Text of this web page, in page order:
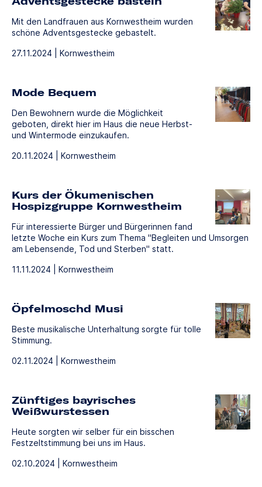
Mit den Landfrauen aus Kornwestheim wurden
schöne Adventsgestecke gebastelt.
27.11.2024 | Kornwestheim
Mode Bequem
Den Bewohnern wurde die Möglichkeit
geboten, direkt hier im Haus die neue Herbst-
und Wintermode einzukaufen.
20.11.2024 | Kornwestheim
Kurs der Ökumenischen
Hospizgruppe Kornwestheim
Für interessierte Bürger und Bürgerinnen fand
letzte Woche ein Kurs zum Thema "Begleiten und Umsorgen
am Lebensende, Tod und Sterben" statt.
11.11.2024 | Kornwestheim
Öpfelmoschd Musi
Beste musikalische Unterhaltung sorgte für tolle
Stimmung.
02.11.2024 | Kornwestheim
Zünftiges bayrisches
Weißwurstessen
Heute sorgten wir selber für ein bisschen
Festzeltstimmung bei uns im Haus.
02.10.2024 | Kornwestheim